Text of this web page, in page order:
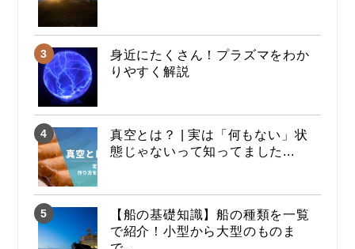
身近にたくさん！プラズマをわか
りやすく解説
真空とは？ | 実は「何もない」状
態じゃないって知ってました...
【船の基礎知識】船の種類を一覧
で紹介！小型から大型のものま